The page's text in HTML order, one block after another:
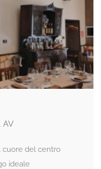
AV
cuore del centro
ideale